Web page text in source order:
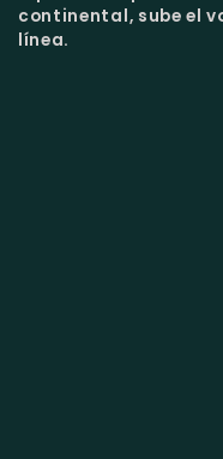
continental, sube el
línea.